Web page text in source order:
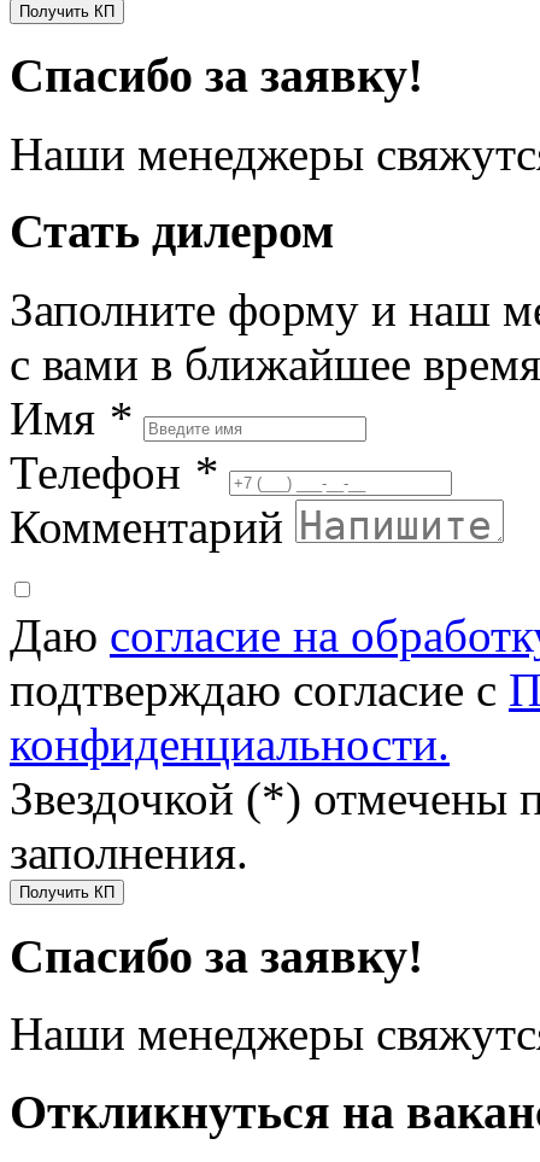
Получить КП
Спасибо за заявку!
Наши менеджеры
Стать дилером
Заполните форму и наш
с вами в ближайшее время
Имя *
Телефон *
Комментарий
Даю согласие на
подтверждаю согласие с
конфиденциальности.
Звездочкой (*) отмечены
заполнения.
Получить КП
Спасибо за заявку!
Наши менеджеры
Откликнуться на